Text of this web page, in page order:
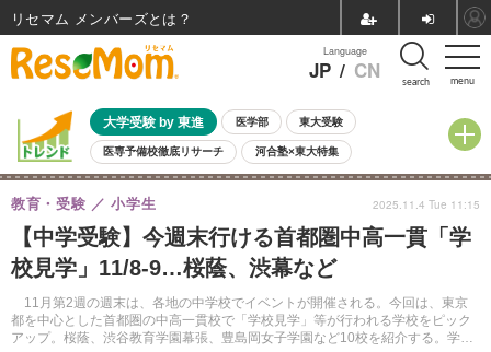
menu
Language
JP / CN search
大学受験 by 東進 医学部 東大受験
医専予備校徹底リサーチ 河合塾×東大特集
親子で考える大学選び 高校受験 中学受験 小学校受験
共通テスト 夏休み
8月開催イベント・WS 全国公立高校 過去問 人気記事
自由研究教材（小学生向け） 自由研究教材（中学生向け）
【中学受験】今週末行ける首都圏中高一貫「学
校見学」11/8-9…桜蔭、渋幕など
11月第2週の週末は、各地の中学校でイベントが開催される。今回は、東京
都を中心とした首都圏の中高一貫校で「学校見学」等が行われる学校をピック
アップ。桜蔭、渋谷教育学園幕張、豊島岡女子学園など10校を紹介する。学校
教育・受験 小学生 2025.11.4 Tue 11:15
リセマム メンバーズ